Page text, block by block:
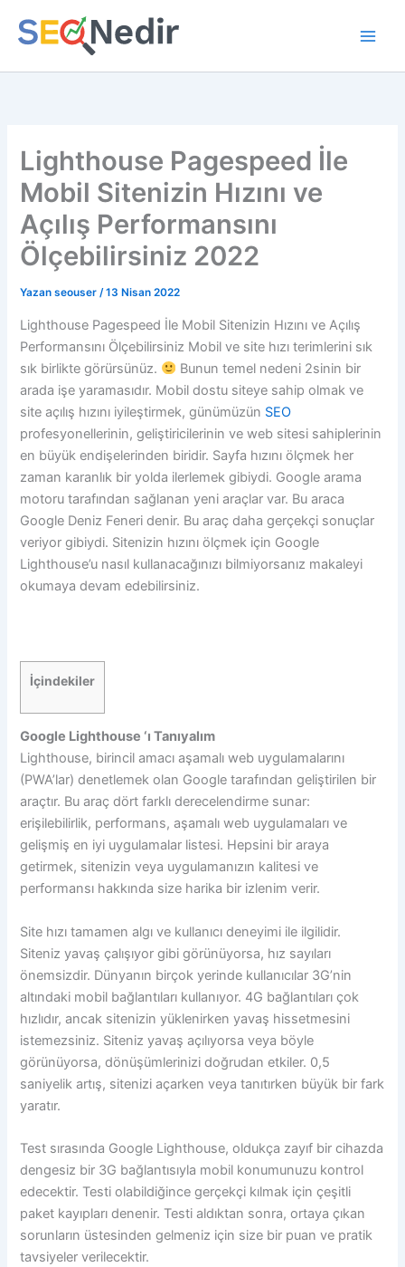
atla
Lighthouse Pagespeed İle
Mobil Sitenizin Hızını ve
Açılış Performansını
Ölçebilirsiniz 2022
Yazan seouser/13 Nisan 2022
Lighthouse Pagespeed İle Mobil Sitenizin Hızını ve Açılış
Performansını Ölçebilirsiniz Mobil ve site hızı terimlerini sık
sık birlikte görürsünüz.
Bunun temel nedeni 2sinin bir
arada işe yaramasıdır. Mobil dostu siteye sahip olmak ve
site açılış hızını iyileştirmek, günümüzün SEO
profesyonellerinin, geliştiricilerinin ve web sitesi sahiplerinin
en büyük endişelerinden biridir. Sayfa hızını ölçmek her
zaman karanlık bir yolda ilerlemek gibiydi. Google arama
motoru tarafından sağlanan yeni araçlar var. Bu araca
Google Deniz Feneri denir. Bu araç daha gerçekçi sonuçlar
veriyor gibiydi. Sitenizin hızını ölçmek için Google
Lighthouse’u nasıl kullanacağınızı bilmiyorsanız makaleyi
okumaya devam edebilirsiniz.
İçindekiler
Google Lighthouse ‘ı Tanıyalım
Lighthouse, birincil amacı aşamalı web uygulamalarını
(PWA’lar) denetlemek olan Google tarafından geliştirilen bir
araçtır. Bu araç dört farklı derecelendirme sunar:
erişilebilirlik, performans, aşamalı web uygulamaları ve
gelişmiş en iyi uygulamalar listesi. Hepsini bir araya
getirmek, sitenizin veya uygulamanızın kalitesi ve
performansı hakkında size harika bir izlenim verir.
Site hızı tamamen algı ve kullanıcı deneyimi ile ilgilidir.
Siteniz yavaş çalışıyor gibi görünüyorsa, hız sayıları
önemsizdir. Dünyanın birçok yerinde kullanıcılar 3G’nin
altındaki mobil bağlantıları kullanıyor. 4G bağlantıları çok
hızlıdır, ancak sitenizin yüklenirken yavaş hissetmesini
istemezsiniz. Siteniz yavaş açılıyorsa veya böyle
görünüyorsa, dönüşümlerinizi doğrudan etkiler. 0,5
saniyelik artış, sitenizi açarken veya tanıtırken büyük bir fark
yaratır.
Test sırasında Google Lighthouse, oldukça zayıf bir cihazda
dengesiz bir 3G bağlantısıyla mobil konumunuzu kontrol
edecektir. Testi olabildiğince gerçekçi kılmak için çeşitli
paket kayıpları denenir. Testi aldıktan sonra, ortaya çıkan
sorunların üstesinden gelmeniz için size bir puan ve pratik
tavsiyeler verilecektir.